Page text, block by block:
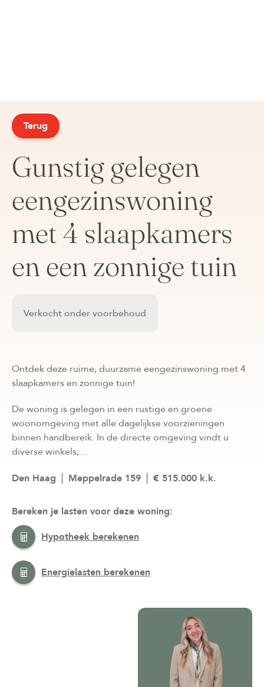
Terug
Gunstig gelegen
eengezinswoning
met 4 slaapkamers
en een zonnige tuin
Verkocht onder voorbehoud
Ontdek deze ruime, duurzame eengezinswoning met 4
slaapkamers en zonnige tuin!
De woning is gelegen in een rustige en groene
woonomgeving met alle dagelijkse voorzieningen
binnen handbereik. In de directe omgeving vindt u
diverse winkels,…
Den Haag Meppelrade 159 € 515.000 k.k.
Bereken je lasten voor deze woning:
Hypotheek berekenen
Energielasten berekenen